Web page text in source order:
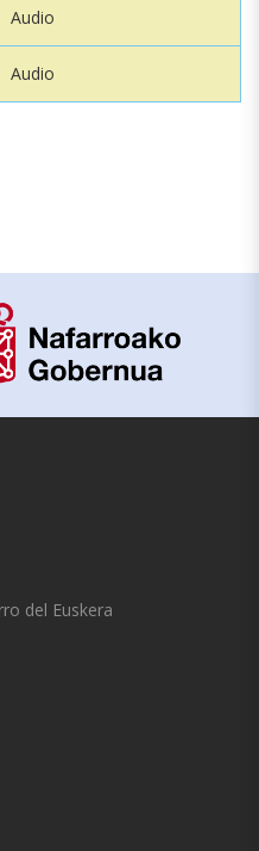
Audio
Audio
del Euskera